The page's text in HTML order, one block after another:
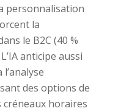
personnalisation
la
le B2C (40 %
anticipe aussi
des options de
créneaux horaires